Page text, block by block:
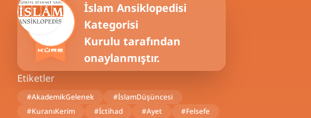
İslam Ansiklopedisi
Kategorisi
Kurulu tarafından
onaylanmıştır.
Etiketler
#AkademikGelenek #İslamDüşüncesi
#KuranıKerim #İctihad #Ayet #Felsefe